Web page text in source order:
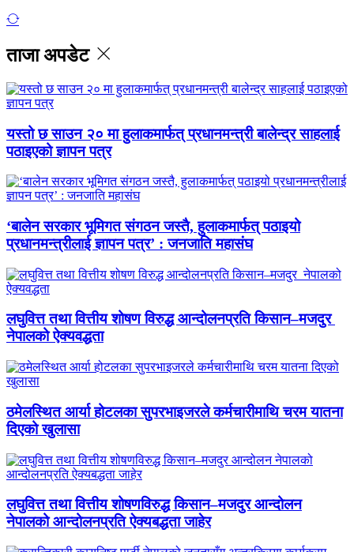
ताजा अपडेट
यस्तो छ साउन २० मा हुलाकमार्फत् प्रधानमन्त्री बालेन्द्र साहलाई
पठाइएको ज्ञापन पत्र
‘बालेन सरकार भूमिगत संगठन जस्तै, हुलाकमार्फत् पठाइयो
प्रधानमन्त्रीलाई ज्ञापन पत्र’ : जनजाति महासंघ
लघुवित्त तथा वित्तीय शोषण विरुद्ध आन्दोलनप्रति किसान–मजदुर
नेपालको ऐक्यवद्धता
ठमेलस्थित आर्या होटलका सुपरभाइजरले कर्मचारीमाथि चरम यातना
दिएको खुलासा
लघुवित्त तथा वित्तीय शोषणविरुद्ध किसान–मजदुर आन्दोलन
नेपालको आन्दोलनप्रति ऐक्यबद्धता जाहेर